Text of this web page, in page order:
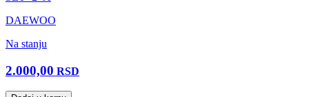
DAEWOO
Na stanju
2.000,00 RSD